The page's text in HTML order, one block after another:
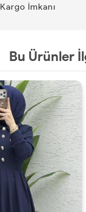
Kargo İmkanı
Bu Ürünler